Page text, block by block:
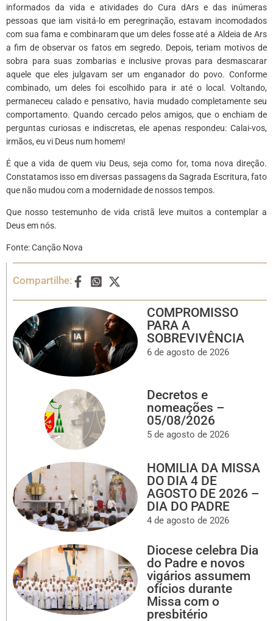
informados da vida e atividades do Cura dArs e das inúmeras
pessoas que iam visitá-lo em peregrinação, estavam incomodados
com sua fama e combinaram que um deles fosse até a Aldeia de Ars
a fim de observar os fatos em segredo. Depois, teriam motivos de
sobra para suas zombarias e inclusive provas para desmascarar
aquele que eles julgavam ser um enganador do povo. Conforme
combinado, um deles foi escolhido para ir até o local. Voltando,
permaneceu calado e pensativo, havia mudado completamente seu
comportamento. Quando cercado pelos amigos, que o enchiam de
perguntas curiosas e indiscretas, ele apenas respondeu: Calai-vos,
irmãos, eu vi Deus num homem!
É que a vida de quem viu Deus, seja como for, toma nova direção.
Constatamos isso em diversas passagens da Sagrada Escritura, fato
que não mudou com a modernidade de nossos tempos.
Que nosso testemunho de vida cristã leve muitos a contemplar a
Deus em nós.
Fonte: Canção Nova
Compartilhe:
COMPROMISSO
PARA A
SOBREVIVÊNCIA
6 de agosto de 2026
Decretos e
nomeações –
05/08/2026
5 de agosto de 2026
HOMILIA DA MISSA
DO DIA 4 DE
AGOSTO DE 2026 –
DIA DO PADRE
4 de agosto de 2026
Diocese celebra Dia
do Padre e novos
vigários assumem
ofícios durante
Missa com o
presbitério